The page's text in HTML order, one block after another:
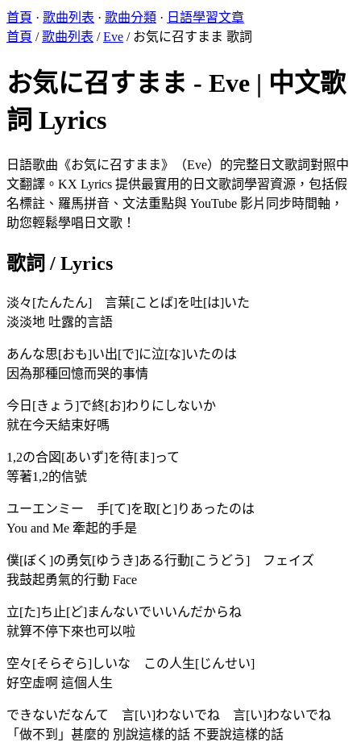
首頁 · 歌曲列表 · 歌曲分類 · 日語學習文章
首頁 /歌曲列表 /Eve / お気に召すまま 歌詞
お気に召すまま - Eve | 中文歌
詞 Lyrics
日語歌曲《お気に召すまま》（Eve）的完整日文歌詞對照中
文翻譯。KX Lyrics 提供最實用的日文歌詞學習資源，包括假
名標註、羅馬拼音、文法重點與 YouTube 影片同步時間軸，
助您輕鬆學唱日文歌！
歌詞 / Lyrics
淡々[たんたん] 言葉[ことば]を吐[は]いた
淡淡地 吐露的言語
あんな思[おも]い出[で]に泣[な]いたのは
因為那種回憶而哭的事情
今日[きょう]で終[お]わりにしないか
就在今天結束好嗎
1,2の合図[あいず]を待[ま]って
等著1,2的信號
ユーエンミー 手[て]を取[と]りあったのは
You and Me 牽起的手是
僕[ぼく]の勇気[ゆうき]ある行動[こうどう] フェイズ
我鼓起勇氣的行動 Face
立[た]ち止[ど]まんないでいいんだからね
就算不停下來也可以啦
空々[そらぞら]しいな この人生[じんせい]
好空虛啊 這個人生
できないだなんて 言[い]わないでね 言[い]わないでね
「做不到」甚麼的 別說這樣的話 不要說這樣的話